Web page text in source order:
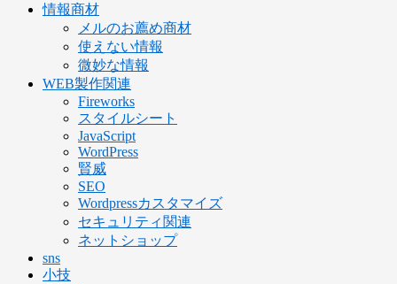
情報商材
メルのお薦め商材
使えない情報
微妙な情報
WEB製作関連
Fireworks
スタイルシート
JavaScript
WordPress
賢威
SEO
Wordpressカスタマイズ
セキュリティ関連
ネットショップ
sns
小技